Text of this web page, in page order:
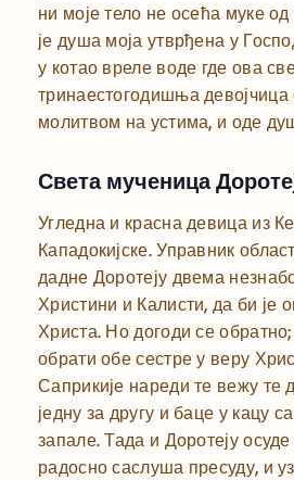
ни моје тело не осећа муке од
је душа моја утврђена у
у котао вреле воде где ова
тринаестогодишња девојчица
молитвом на устима, и оде
Света мученица
Угледна и красна девица из
Кападокијске. Управник
дадне Доротеју двема
Христини и Калисти, да би је
Христа. Но догоди се
обрати обе сестре у веру
Саприкије нареди те вежу те
једну за другу и баце у кацу
запале. Тада и Доротеју
радосно саслуша пресуду, и